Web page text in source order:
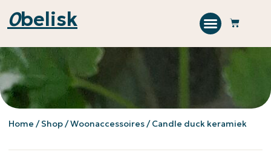
0belisk
Home /Shop/Woonaccessoires/ Candle duck keramiek